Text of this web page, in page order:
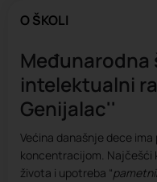
O ŠKOLI
Međunarodna
intelektualni
Genijalac''
Većina današnje dece
koncentracijom. Najčešći
života i upotreba “